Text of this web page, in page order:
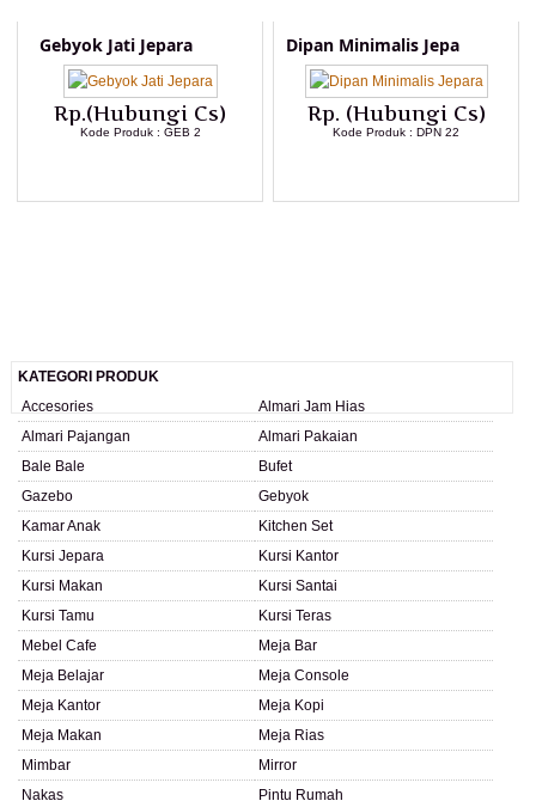
Gebyok Jati Jepara
Rp.(Hubungi Cs)
Kode Produk : GEB 2
Dipan Minimalis Jepa
Rp. (Hubungi Cs)
Kode Produk : DPN 22
KATEGORI PRODUK
Accesories
Almari Jam Hias
Almari Pajangan
Almari Pakaian
Bale Bale
Bufet
Gazebo
Gebyok
Kamar Anak
Kitchen Set
Kursi Jepara
Kursi Kantor
Kursi Makan
Kursi Santai
Kursi Tamu
Kursi Teras
Mebel Cafe
Meja Bar
Meja Belajar
Meja Console
Meja Kantor
Meja Kopi
Meja Makan
Meja Rias
Mimbar
Mirror
Nakas
Pintu Rumah